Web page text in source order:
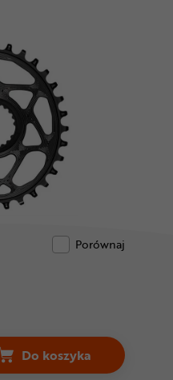
Porównaj
Do koszyka